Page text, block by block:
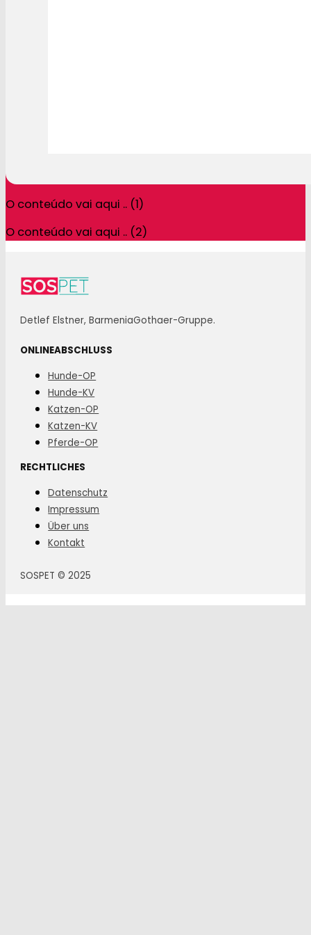
O conteúdo vai aqui .. (1)
O conteúdo vai aqui .. (2)
Detlef Elstner, BarmeniaGothaer-Gruppe.
ONLINEABSCHLUSS
Hunde-OP
Hunde-KV
Katzen-OP
Katzen-KV
Pferde-OP
RECHTLICHES
Datenschutz
Impressum
Über uns
Kontakt
SOSPET © 2025